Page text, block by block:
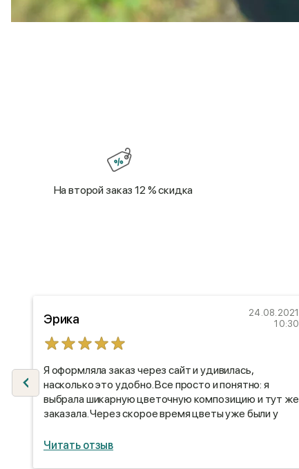
На второй заказ 12 % скидка
Эрика
24.08.2021
10:30
Я оформляла заказ через сайт и удивилась,
насколько это удобно. Все просто и понятно: я
выбрала шикарную цветочную композицию и тут же
заказала. Через скорое время цветы уже были у
Читать отзыв